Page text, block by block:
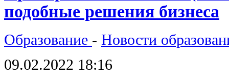
подобные решения бизнеса
Образование - Новости
09.02.2022 18:16